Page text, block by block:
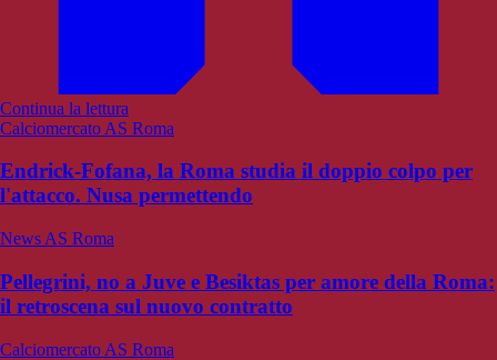
Continua la lettura
Calciomercato AS Roma
Endrick-Fofana, la Roma studia il doppio colpo per
l'attacco. Nusa permettendo
News AS Roma
Pellegrini, no a Juve e Besiktas per amore della Roma:
il retroscena sul nuovo contratto
Calciomercato AS Roma